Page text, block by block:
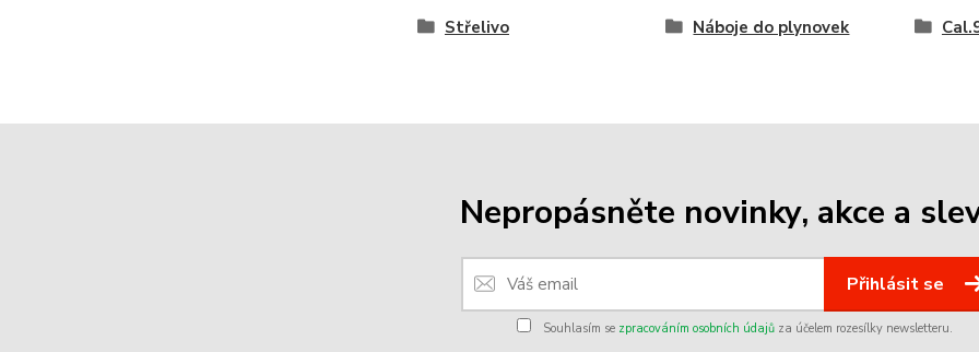
Střelivo Náboje do plynovek
Nepropásněte novinky, akce a
Přihlásit se
Souhlasím se zpracováním osobních údajůza účelem rozesílky newsletteru.